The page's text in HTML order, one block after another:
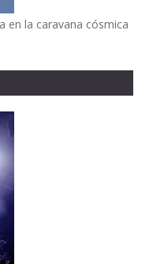
en la caravana cósmica